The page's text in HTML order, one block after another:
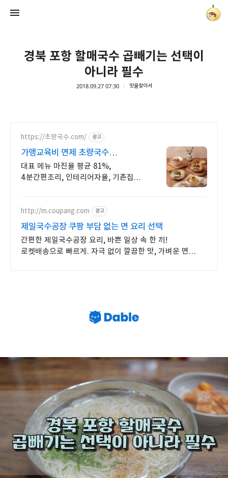
경북 포항 할매국수 곱빼기는 선택이
아니라 필수
2018.09.27 07:30 맛을찾아서
https://초량국수.com/ 광고
가맹교육비 면제 초량국수
20호점까지 가맹교육비 면제
대표 메뉴 마진율 평균 81%,
4분간편조리, 인테리어자율, 기존집기
http://m.coupang.com 광고
제일국수공장 쿠팡 부담 없는 면 요리 선택
간편한 제일국수공장 요리, 바쁜 일상 속 한 끼!
로켓배송으로 빠르게. 자극 없이 깔끔한 맛, 가벼운 면